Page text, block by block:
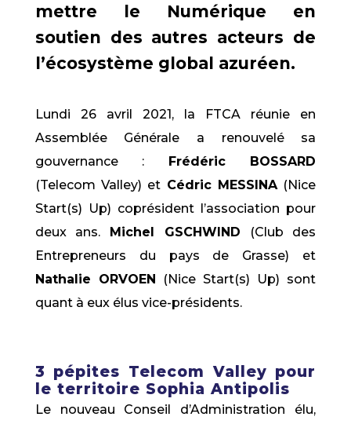
mettre le Numérique en
soutien des autres acteurs de
l’écosystème global azuréen.
Lundi 26 avril 2021, la FTCA réunie en
Assemblée Générale a renouvelé sa
gouvernance : Frédéric BOSSARD
(Telecom Valley) et Cédric MESSINA(Nice
Start(s) Up) coprésident l’association pour
deux ans. Michel GSCHWIND (Club des
Entrepreneurs du pays de Grasse) et
Nathalie ORVOEN (Nice Start(s) Up) sont
quant à eux élus vice-présidents.
3 pépites Telecom Valley pour
le territoire Sophia Antipolis
Le nouveau Conseil d’Administration élu,